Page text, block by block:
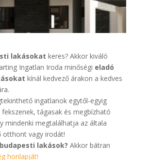
lakásokat keres? Akkor kiváló
Ingatlan Iroda minőségi eladó
kínál kedvező árakon a kedves
ingatlanok egytől-egyig
tágasak és megbízható
mindenki megtalálhatja az általa
otthont vagy irodát!
lakások? Akkor bátran
honlapját!